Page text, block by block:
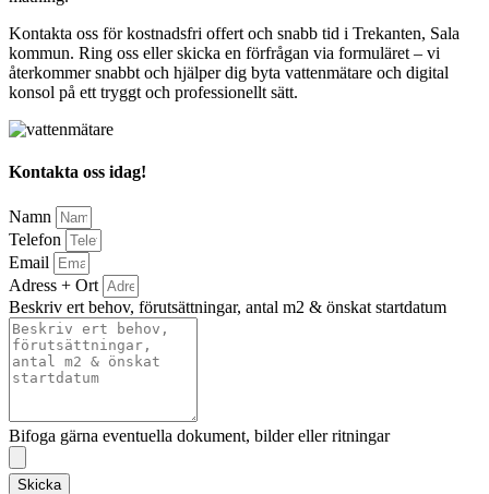
Kontakta oss för kostnadsfri offert och snabb tid i Trekanten, Sala
kommun. Ring oss eller skicka en förfrågan via formuläret – vi
återkommer snabbt och hjälper dig byta vattenmätare och digital
konsol på ett tryggt och professionellt sätt.
Kontakta oss idag!
Namn
Telefon
Email
Adress + Ort
Beskriv ert behov, förutsättningar, antal m2 & önskat startdatum
Bifoga gärna eventuella dokument, bilder eller ritningar
Skicka